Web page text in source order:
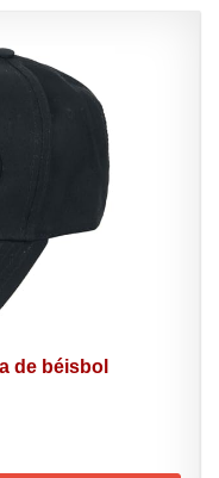
de béisbol